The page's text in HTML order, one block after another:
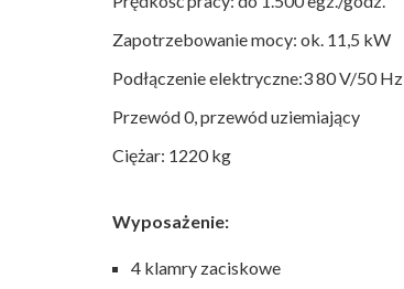
Zapotrzebowanie mocy: ok. 11,5 kW
Podłączenie elektryczne:3 80 V/50 Hz
Przewód 0, przewód uziemiający
Ciężar: 1220 kg
Wyposażenie:
4 klamry zaciskowe